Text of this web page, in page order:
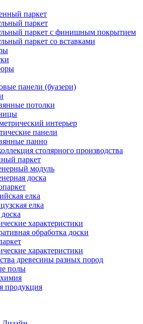
паркет
паркет
паркет с финишным покрытием
паркет со вставками
панели (буазери)
потолки
интерьер
панели
панно
столярного производства
паркет
модуль
доска
елка
елка
характеристики
обработка доски
характеристики
древесины разных пород
полы
продукция